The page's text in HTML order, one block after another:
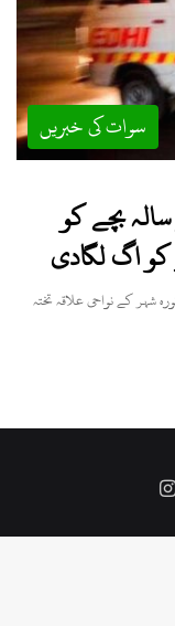
سوات کی خبریں
بچے کو
اگ لگادی
، تازہ ترین۔ 29 دسمبر 2018ء) مینگورہ شہر کے نواحی علاقہ تختہ